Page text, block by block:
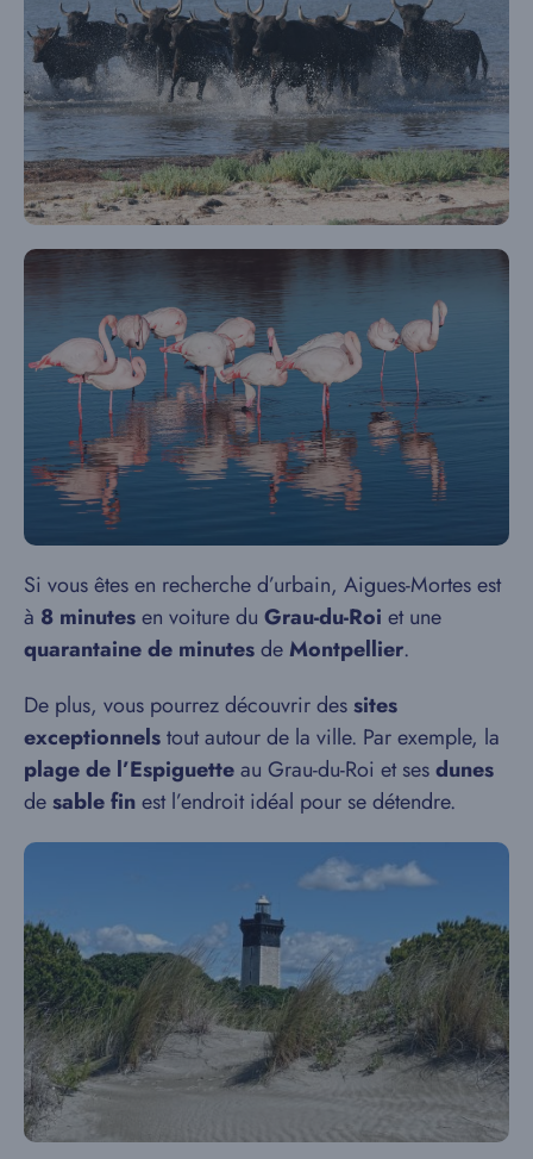
Si vous êtes en recherche d’urbain, Aigues-Mortes est
à 8 minutesen voiture du Grau-du-Roi et une
quarantaine de minutesdeMontpellier.
De plus, vous pourrez découvrir dessites
exceptionnelstout autour de la ville. Par exemple, la
plage de l’Espiguetteau Grau-du-Roi et sesdunes
desable finest l’endroit idéal pour se détendre.